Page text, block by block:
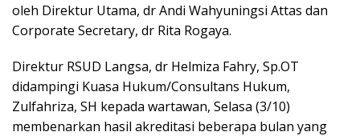
oleh Direktur Utama, dr Andi Wahyuningsi Attas dan
Corporate Secretary, dr Rita Rogaya.
Direktur RSUD Langsa, dr Helmiza Fahry, Sp.OT
didampingi Kuasa Hukum/Consultans Hukum,
Zulfahriza, SH kepada wartawan, Selasa (3/10)
membenarkan hasil akreditasi beberapa bulan yang